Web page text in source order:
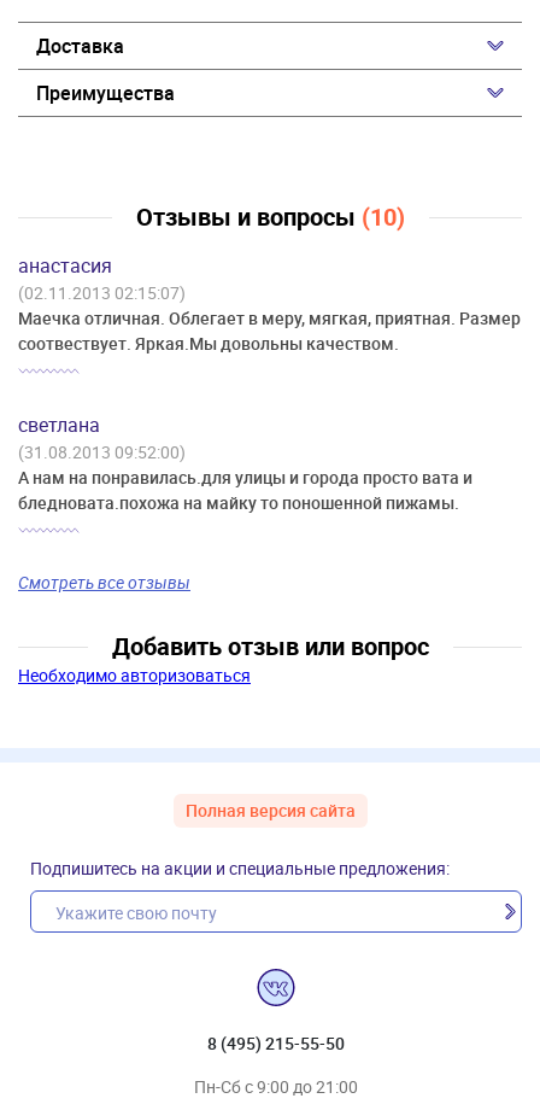
Доставка
Преимущества
Отзывы и вопросы (10)
анастасия
(02.11.2013 02:15:07)
Маечка отличная. Облегает в меру, мягкая, приятная. Размер
соотвествует. Яркая.Мы довольны качеством.
светлана
(31.08.2013 09:52:00)
А нам на понравилась.для улицы и города просто вата и
бледновата.похожа на майку то поношенной пижамы.
Смотреть все отзывы
Добавить отзыв или вопрос
Необходимо авторизоваться
Полная версия сайта
Подпишитесь на акции и специальные предложения:
8 (495) 215-55-50
Пн-Сб с 9:00 до 21:00